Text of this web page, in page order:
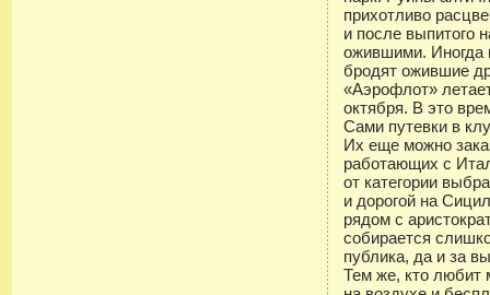
прихотливо
и после выпитого
ожившими. Иногда
бродят ожившие
«Аэрофлот»
октября. В это
Сами путевки в
Их еще можно
работающих с
от категории
и дорогой на
рядом с
собирается
публика, да и за
Тем же, кто любит